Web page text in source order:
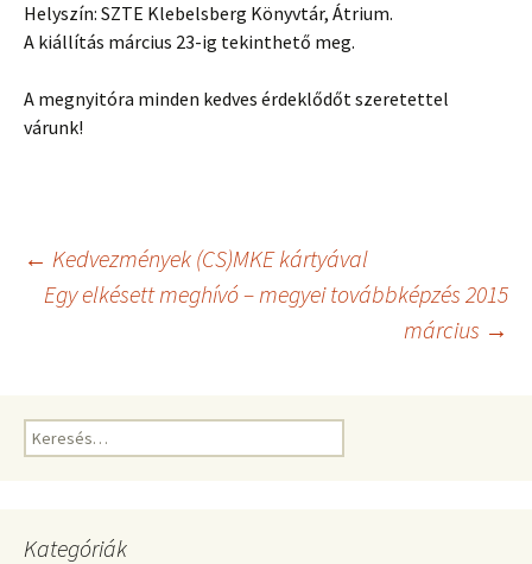
Helyszín: SZTE Klebelsberg Könyvtár, Átrium.
A kiállítás március 23-ig tekinthető meg.
A megnyitóra minden kedves érdeklődőt szeretettel
várunk!
Bejegyzés
← Kedvezmények (CS)MKE kártyával
Egy elkésett meghívó – megyei továbbképzés 2015
március →
Keresés:
Kategóriák